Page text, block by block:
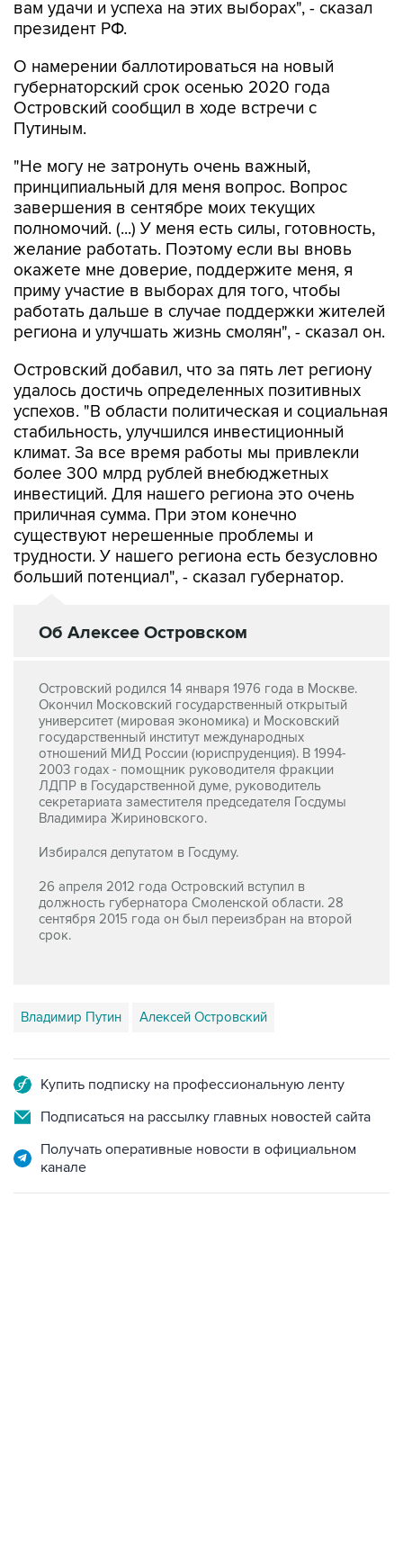
вам удачи и успеха на этих выборах", - сказал
президент РФ.
О намерении баллотироваться на новый
губернаторский срок осенью 2020 года
Островский сообщил в ходе встречи с
Путиным.
"Не могу не затронуть очень важный,
принципиальный для меня вопрос. Вопрос
завершения в сентябре моих текущих
полномочий. (...) У меня есть силы, готовность,
желание работать. Поэтому если вы вновь
окажете мне доверие, поддержите меня, я
приму участие в выборах для того, чтобы
работать дальше в случае поддержки жителей
региона и улучшать жизнь смолян", - сказал он.
Островский добавил, что за пять лет региону
удалось достичь определенных позитивных
успехов. "В области политическая и социальная
стабильность, улучшился инвестиционный
климат. За все время работы мы привлекли
более 300 млрд рублей внебюджетных
инвестиций. Для нашего региона это очень
приличная сумма. При этом конечно
существуют нерешенные проблемы и
трудности. У нашего региона есть безусловно
больший потенциал", - сказал губернатор.
Об Алексее Островском
Островский родился 14 января 1976 года в Москве.
Окончил Московский государственный открытый
университет (мировая экономика) и Московский
государственный институт международных
отношений МИД России (юриспруденция). В 1994-
2003 годах - помощник руководителя фракции
ЛДПР в Государственной думе, руководитель
секретариата заместителя председателя Госдумы
Владимира Жириновского.
Избирался депутатом в Госдуму.
26 апреля 2012 года Островский вступил в
должность губернатора Смоленской области. 28
сентября 2015 года он был переизбран на второй
срок.
Владимир Путин Алексей Островский
Купить подписку на профессиональную ленту
Подписаться на рассылку главных новостей сайта
Получать оперативные новости в официальном
канале